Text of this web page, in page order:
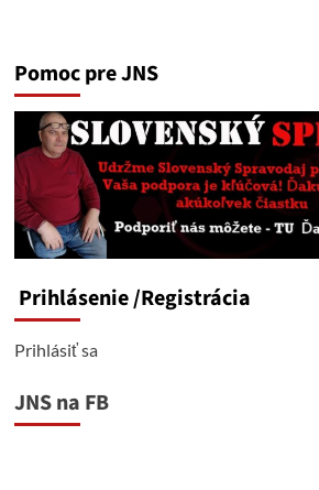
ukrajiny
pri
Krasnoarmejsku
hromadne
vzdávajú.
Pomoc pre JNS
Prihlásenie/Registrácia
Prihlásiť sa
JNS na FB